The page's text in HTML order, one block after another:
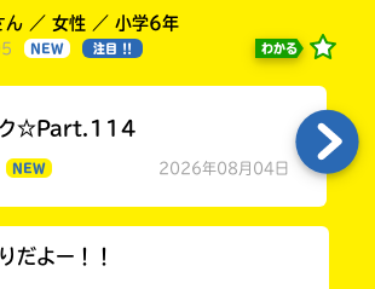
／ 女性 ／ 小学6年
NEW 注目 !! わかる
ク☆Part.114
NEW 2026年08月04日
だよー！！